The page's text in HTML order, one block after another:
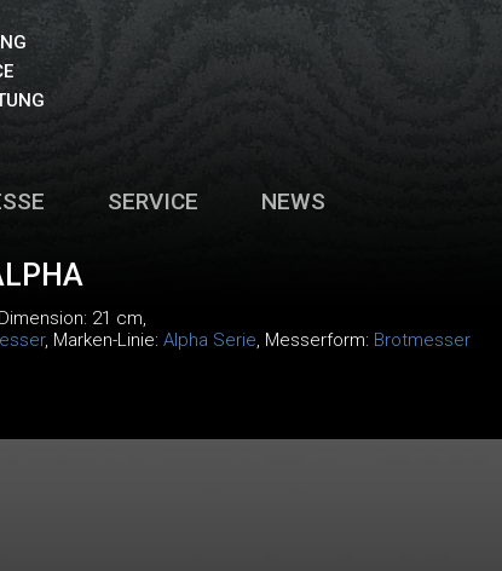
SERVICE NEWS
21 cm,
, Marken-Linie: Alpha Serie, Messerform: Brotmesser